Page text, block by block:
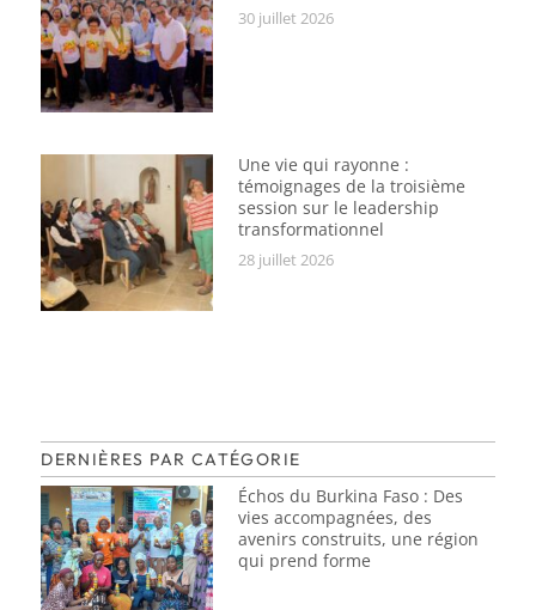
30 juillet 2026
Une vie qui rayonne :
témoignages de la troisième
session sur le leadership
transformationnel
28 juillet 2026
DERNIÈRES PAR CATÉGORIE
Échos du Burkina Faso : Des
vies accompagnées, des
avenirs construits, une région
qui prend forme